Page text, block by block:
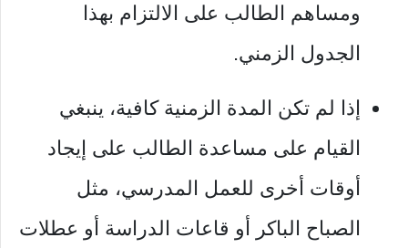
ومساهم الطالب على الالتزام بهذا
الجدول الزمني.
إذا لم تكن المدة الزمنية كافية، ينبغي
القيام على مساعدة الطالب على إيجاد
أوقات أخرى للعمل المدرسي، مثل
الصباح الباكر أو قاعات الدراسة أو عطلات